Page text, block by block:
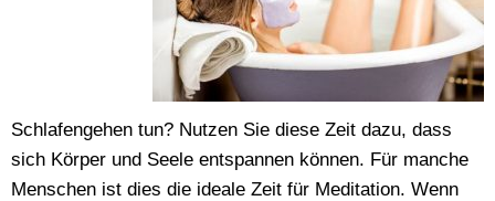
Schlafengehen tun? Nutzen Sie diese Zeit dazu, dass
sich Körper und Seele entspannen können. Für manche
Menschen ist dies die ideale Zeit für Meditation. Wenn